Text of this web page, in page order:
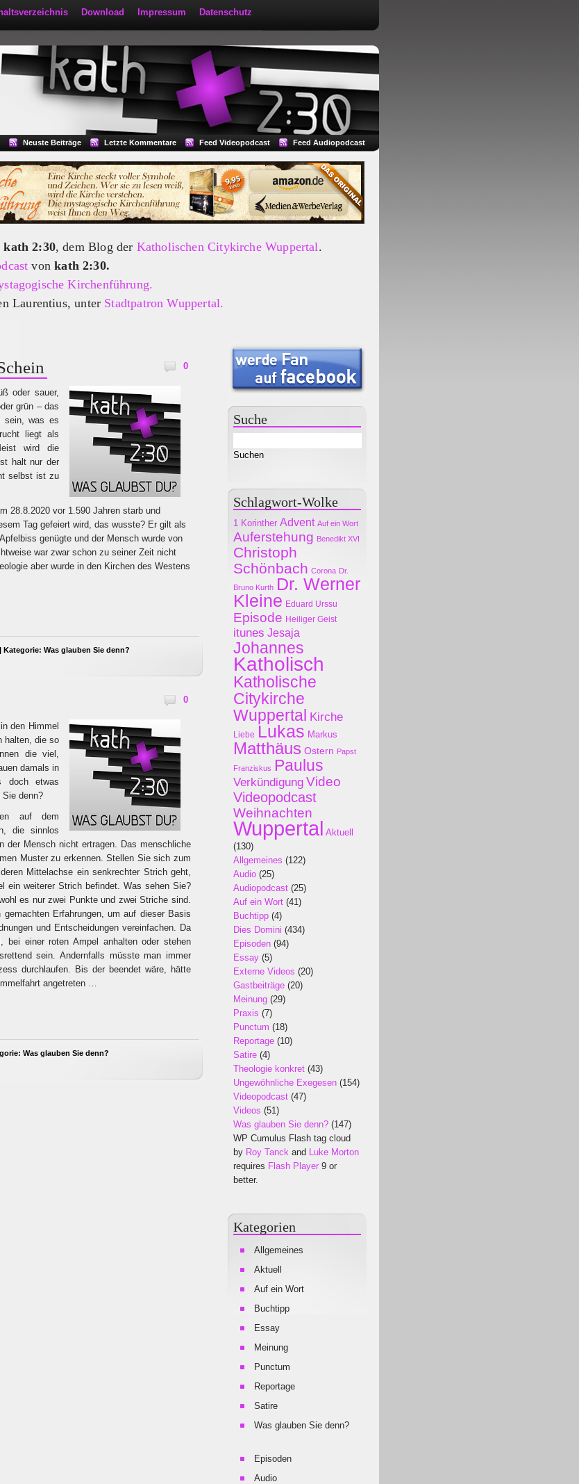
Download Impressum Datenschutz
Neuste Beiträge Letzte Kommentare Feed Videopodcast Feed Audiopodcast
kath 2:30, dem Blog der Katholischen Citykirche Wuppertal.
vonkath 2:30.
Kirchenführung.
Laurentius, unter Stadtpatron Wuppertal.
0
oder sauer,
grün – das
sein, was es
liegt als
wird die
halt nur der
selbst ist zu
28.8.2020 vor 1.590 Jahren starb und
Tag gefeiert wird, das wusste? Er gilt als
genügte und der Mensch wurde von
war zwar schon zu seiner Zeit nicht
aber wurde in den Kirchen des Westens
Kategorie: Was glauben Sie denn?
0
den Himmel
halten, die so
die viel,
damals in
doch etwas
denn?
auf dem
die sinnlos
der Mensch nicht ertragen. Das menschliche
Muster zu erkennen. Stellen Sie sich zum
Mittelachse ein senkrechter Strich geht,
ein weiterer Strich befindet. Was sehen Sie?
es nur zwei Punkte und zwei Striche sind.
Erfahrungen, um auf dieser Basis
und Entscheidungen vereinfachen. Da
bei einer roten Ampel anhalten oder stehen
sein. Andernfalls müsste man immer
durchlaufen. Bis der beendet wäre, hätte
angetreten …
Was glauben Sie denn?
Suche
Schlagwort-Wolke
1 Korinther Advent Auf ein Wort
Auferstehung Benedikt XVI
Christoph
Schönbach Corona Dr.
Bruno Kurth Dr. Werner
Kleine Eduard Urssu
Episode Heiliger Geist
itunes Jesaja
Johannes
Katholisch
Katholische
Citykirche
Wuppertal Kirche
Liebe Lukas Markus
Matthäus Ostern Papst
Franziskus Paulus
Verkündigung Video
Videopodcast
Weihnachten
Wuppertal Aktuell
(130)
Allgemeines (122)
Audio (25)
Audiopodcast (25)
Auf ein Wort (41)
Buchtipp (4)
Dies Domini (434)
Episoden (94)
Essay (5)
Externe Videos (20)
Gastbeiträge (20)
Meinung (29)
Praxis (7)
Punctum (18)
Reportage (10)
Satire (4)
Theologie konkret (43)
Ungewöhnliche Exegesen (154)
Videopodcast (47)
Videos (51)
Was glauben Sie denn? (147)
WP Cumulus Flash tag cloud
by Roy Tanck and Luke Morton
requires Flash Player 9 or
better.
Kategorien
Allgemeines
Aktuell
Auf ein Wort
Buchtipp
Essay
Meinung
Punctum
Reportage
Satire
Was glauben Sie denn?
Episoden
Audio